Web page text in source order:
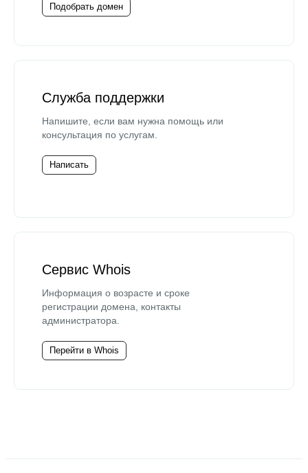
Подобрать домен
Служба поддержки
Напишите, если вам нужна помощь или
консультация по услугам.
Написать
Сервис Whois
Информация о возрасте и сроке
регистрации домена, контакты
администратора.
Перейти в Whois